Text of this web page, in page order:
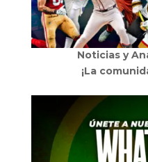
Noticias y
¡La